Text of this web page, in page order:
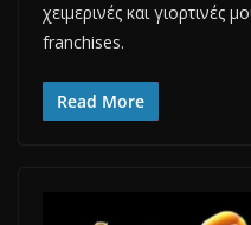
χειμερινές και γιορτινές
franchises.
Read More